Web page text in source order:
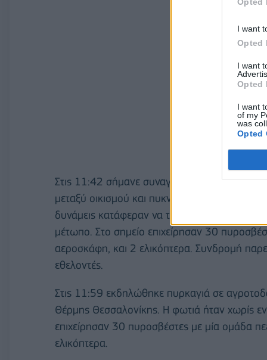
I want
Opted
I want
Opted
I want
of my
was
Opted
Στις 11:42 σήμανε συναγερμός για την
μεταξύ οικισμού και πυκνού δάσους. 'Αμεσα
δυνάμεις κατάφεραν να την αντιμετωπίσουν
μέτωπο. Στο σημείο επιχείρησαν 30
αεροσκάφη, και 2 ελικόπτερα. Συνδρομή
εθελοντές.
Στις 11:59 εκδηλώθηκε πυρκαγιά σε
Θέρμης Θεσσαλονίκης. Η φωτιά ήταν χωρίς
επιχείρησαν 30 πυροσβέστες με μία ομάδα
ελικόπτερα.